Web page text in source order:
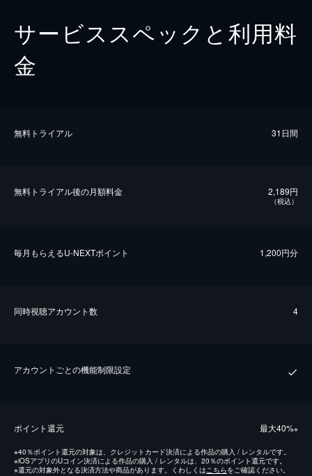
サービススペックと利用料
金
無料トライアル 31日間
無料トライアル後の⽉額料金 2,189円
（税込）
毎⽉もらえるU-NEXTポイント 1,200円分
同時視聴アカウント数 4
アカウントごとの機能制限設定
ポイント還元 最⼤40%※
※40％ポイント還元の対象は、クレジットカード決済による作品の購入 / レンタルです。
※iOSアプリのUコイン決済による作品の購入 / レンタルは、20％のポイント還元です。
※還元の対象外となる決済方法や商品があります。くわしくはこちらをご確認ください。